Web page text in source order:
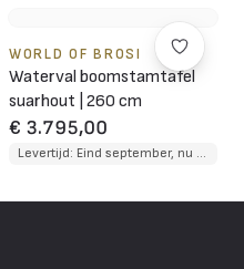
WORLD OF BROSI
Waterval boomstamtafel
suarhout | 260 cm
€ 3.795,00
Levertijd: Eind september, nu te reserveren